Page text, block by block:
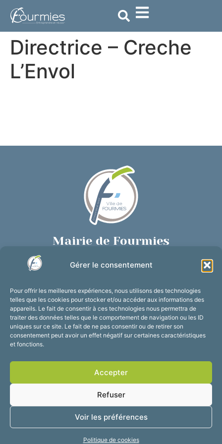
Gérer le consentement
Pour offrir les meilleures expériences, nous utilisons des technologies
telles que les cookies pour stocker et/ou accéder aux informations des
appareils. Le fait de consentir à ces technologies nous permettra de
traiter des données telles que le comportement de navigation ou les ID
uniques sur ce site. Le fait de ne pas consentir ou de retirer son
consentement peut avoir un effet négatif sur certaines caractéristiques
et fonctions.
Accepter
Refuser
Voir les préférences
Politique de cookies
principal
Directrice – Creche
L’Envol
Mairie de Fourmies
03 27 59 69 79
Horaires d’ouverture
Du lundi au vendredi :
de 8h30 à 12h et de 13h30 à 17h30
Suivez-nous !
Accessibilité
Mentions légales
2025 © Propulsé par